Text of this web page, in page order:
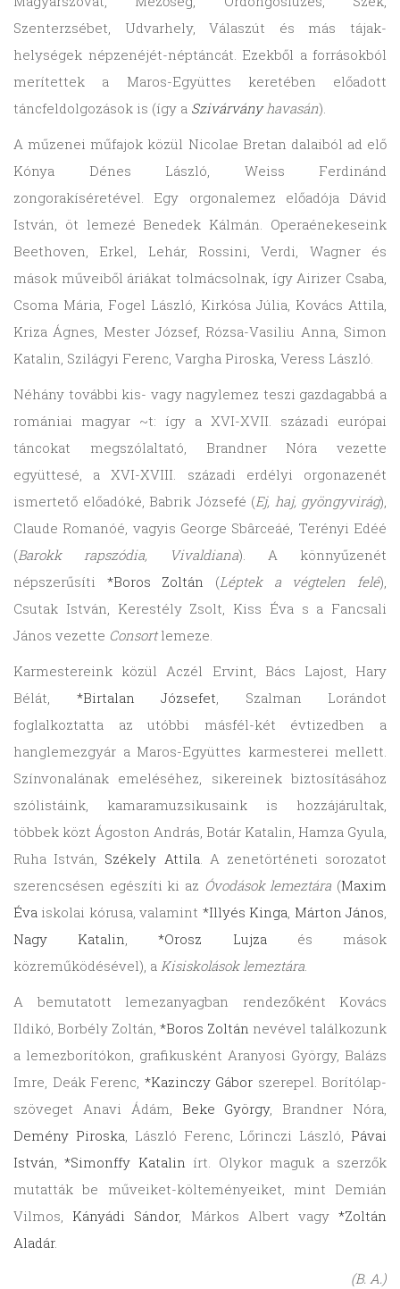
Szenterzsébet, Udvarhely, Válaszút és más tájak-
helységek népzenéjét-néptáncát. Ezekből a forrásokból
merítettek a Maros-Együttes keretében előadott
táncfeldolgozások is (így a Szivárványhavasán).
A műzenei műfajok közül Nicolae Bretan dalaiból ad elő
Kónya Dénes László, Weiss Ferdinánd
zongorakíséretével. Egy orgonalemez előadója Dávid
István, öt lemezé Benedek Kálmán. Operaénekeseink
Beethoven, Erkel, Lehár, Rossini, Verdi, Wagner és
mások műveiből áriákat tolmácsolnak, így Airizer Csaba,
Csoma Mária, Fogel László, Kirkósa Júlia, Kovács Attila,
Kriza Ágnes, Mester József, Rózsa-Vasiliu Anna, Simon
Katalin, Szilágyi Ferenc, Vargha Piroska, Veress László.
Néhány további kis- vagy nagylemez teszi gazdagabbá a
romániai magyar ~t: így a XVI-XVII. századi európai
táncokat megszólaltató, Brandner Nóra vezette
együttesé, a XVI-XVIII. századi erdélyi orgonazenét
ismertető előadóké, Babrik Józsefé (Ej, haj, gyöngyvirág),
Claude Romanóé, vagyis George Sbârceáé, Terényi Edéé
(Barokk rapszódia, Vivaldiana). A könnyűzenét
népszerűsíti *Boros Zoltán (Léptek a végtelen felé),
Csutak István, Kerestély Zsolt, Kiss Éva s a Fancsali
János vezette Consortlemeze.
Karmestereink közül Aczél Ervint, Bács Lajost, Hary
Bélát, *Birtalan Józsefet, Szalman Lorándot
foglalkoztatta az utóbbi másfél-két évtizedben a
hanglemezgyár a Maros-Együttes karmesterei mellett.
Színvonalának emeléséhez, sikereinek biztosításához
szólistáink, kamaramuzsikusaink is hozzájárultak,
többek közt Ágoston András, Botár Katalin, Hamza Gyula,
Ruha István, Székely Attila. A zenetörténeti sorozatot
szerencsésen egészíti ki az Óvodások lemeztára (Maxim
Éva iskolai kórusa, valamint *Illyés Kinga, Márton János,
Nagy Katalin,*Orosz Lujzaés mások
közreműködésével), a Kisiskolások lemeztára.
A bemutatott lemezanyagban rendezőként Kovács
Ildikó, Borbély Zoltán, *Boros Zoltán nevével találkozunk
a lemezborítókon, grafikusként Aranyosi György, Balázs
Imre, Deák Ferenc, *Kazinczy Gábor szerepel. Borítólap-
szöveget Anavi Ádám, Beke György, Brandner Nóra,
Demény Piroska, László Ferenc, Lőrinczi László, Pávai
István,*Simonffy Katalin írt. Olykor maguk a szerzők
mutatták be műveiket-költeményeiket, mint Demián
Vilmos, Kányádi Sándor, Márkos Albert vagy*Zoltán
Aladár.
(B. A.)